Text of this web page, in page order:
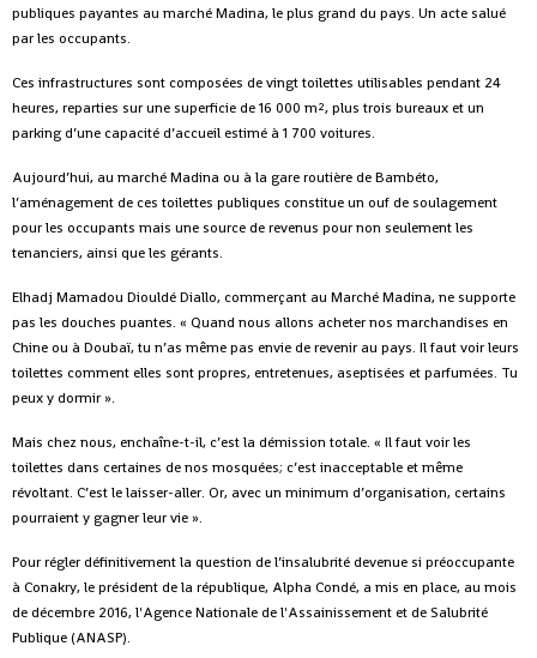
publiques payantes au marché Madina, le plus grand du pays. Un acte salué
par les occupants.
Ces infrastructures sont composées de vingt toilettes utilisables pendant 24
heures, reparties sur une superficie de 16 000 m², plus trois bureaux et un
parking d’une capacité d’accueil estimé à 1 700 voitures.
Aujourd’hui, au marché Madina ou à la gare routière de Bambéto,
l’aménagement de ces toilettes publiques constitue un ouf de soulagement
pour les occupants mais une source de revenus pour non seulement les
tenanciers, ainsi que les gérants.
Elhadj Mamadou Diouldé Diallo, commerçant au Marché Madina, ne supporte
pas les douches puantes. « Quand nous allons acheter nos marchandises en
Chine ou à Doubaï, tu n’as même pas envie de revenir au pays. Il faut voir leurs
toilettes comment elles sont propres, entretenues, aseptisées et parfumées. Tu
peux y dormir ».
Mais chez nous, enchaîne-t-il, c’est la démission totale. « Il faut voir les
toilettes dans certaines de nos mosquées; c’est inacceptable et même
révoltant. C’est le laisser-aller. Or, avec un minimum d’organisation, certains
pourraient y gagner leur vie ».
Pour régler définitivement la question de l’insalubrité devenue si préoccupante
à Conakry, le président de la république, Alpha Condé, a mis en place, au mois
de décembre 2016, l'Agence Nationale de l'Assainissement et de Salubrité
Publique (ANASP).